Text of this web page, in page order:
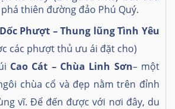
thiên đường đảo Phú Quý.
Dốc Phượt – Thung lũng Tình Yêu
các phượt thủ ưu ái đặt cho)
Cao Cát – Chùa Linh Sơn– một
chùa cổ và đẹp nằm trên đỉnh
vĩ. Để đến được với nơi đây, du